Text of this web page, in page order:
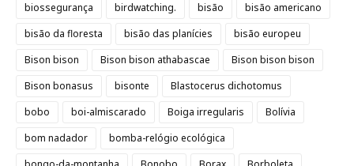
biossegurança
birdwatching. bisão
bisão americano
bisão da floresta
bisão das planícies
bisão europeu
Bison bison
Bison bison athabascae
Bison bison bison
Bison bonasus
bisonte
Blastocerus dichotomus
bobo
boi-almiscarado Boiga irregularis
Bolívia
bom nadador
bomba-relógio ecológica